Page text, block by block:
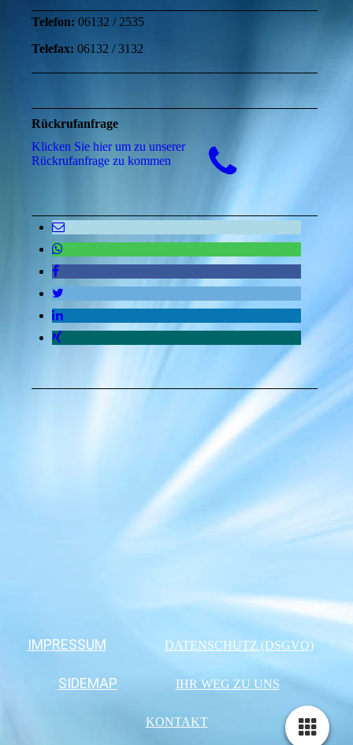
Telefon: 06132 / 2535
Telefax: 06132 / 3132
Rückrufanfrage
Klicken Sie hier um zu unserer
Rückrufanfrage zu kommen
IMPRESSUM DATENSCHUTZ (DSGVO)
SIDEMAP IHR WEG ZU UNS
KONTAKT